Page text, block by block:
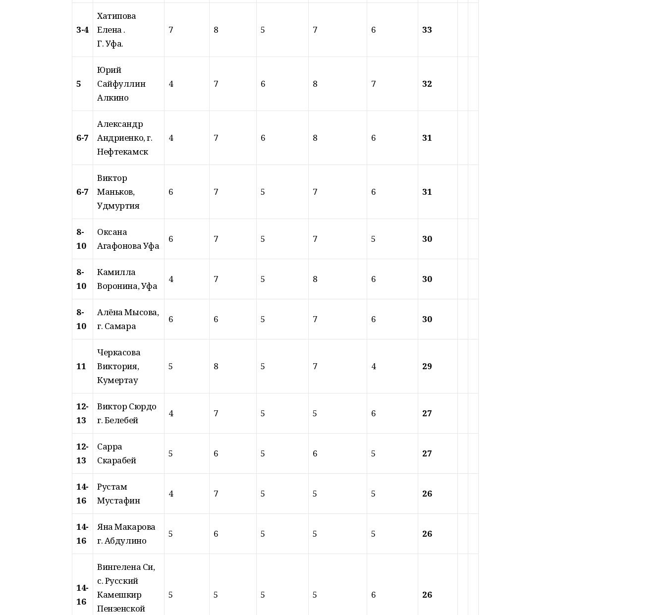
3-4
Хатипова
Елена .
Г. Уфа.
7 8 5 7 6 33
5
Юрий
Сайфуллин
Алкино
4 7 6 8 7 32
6-7
Александр
Андриенко, г.
Нефтекамск
4 7 6 8 6 31
6-7
Виктор
Маньков,
Удмуртия
6 7 5 7 6 31
8-
10
Оксана
Агафонова Уфа
6 7 5 7 5 30
8-
10
Камилла
Воронина, Уфа
4 7 5 8 6 30
8-
10
Алёна Мысова,
г. Самара
6 6 5 7 6 30
11
Черкасова
Виктория,
Кумертау
5 8 5 7 4 29
12-
13
Виктор Сюрдо
г. Белебей
4 7 5 5 6 27
12-
13
Сарра
Скарабей
5 6 5 6 5 27
14-
16
Рустам
Мустафин
4 7 5 5 5 26
14-
16
Яна Макарова
г. Абдулино
5 6 5 5 5 26
14-
16
Вингелена Си,
с. Русский
Камешкир
Пензенской
5 5 5 5 6 26